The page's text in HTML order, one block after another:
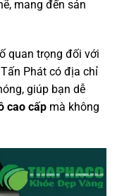
mang đến sản
quan trọng đối với
Phát có địa chỉ
giúp bạn dễ
cao cấp mà không